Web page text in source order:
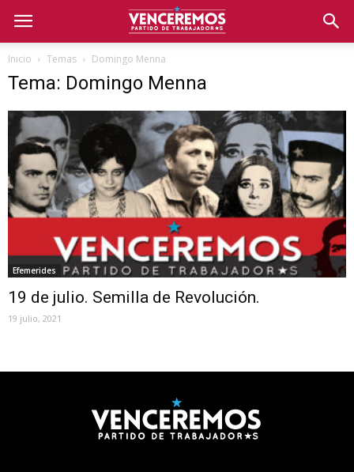
Inicio Temas Domingo Menna
Tema: Domingo Menna
Efemerides
19 de julio. Semilla de Revolución.
19 julio, 2021